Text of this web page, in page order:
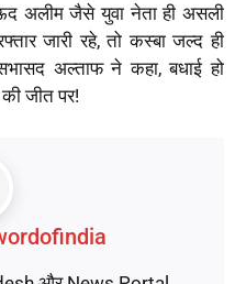
अलीम जैसे युवा नेता ही असली
जारी रहे, तो कस्बा जल्द ही
अल्ताफ ने कहा, बधाई हो
जीत पर!